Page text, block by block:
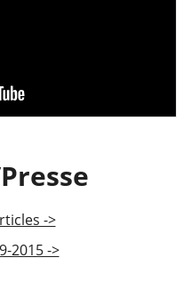
->
2015 ->